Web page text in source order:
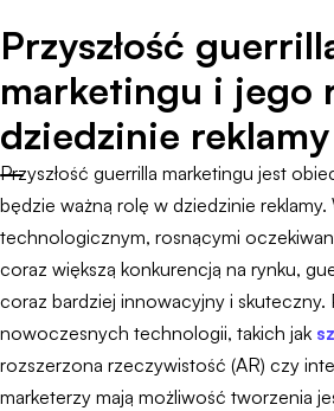
Przyszłość
marketingu i jego
dziedzinie reklamy
Przyszłość guerrilla marketingu jest
będzie ważną rolę w dziedzinie
technologicznym, rosnącymi
coraz większą konkurencją na rynku,
coraz bardziej innowacyjny i skuteczny.
nowoczesnych technologii, takich jak
rozszerzona rzeczywistość (AR) czy
marketerzy mają możliwość tworzenia